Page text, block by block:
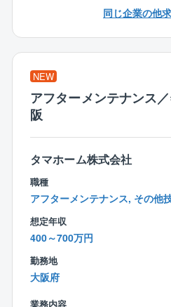
ム事業、集合住宅事業、マン
ます。
そ、タマホームの原点です。
Mでおなじみの低価格良質住
低価格×良品質が同社の強みで
／工事を導入したことで一般
の値段を実現しています。
売りやすい×働きやすい×福利
タマホームの住宅は上記の通
り、会社全体で有名CM等集客
め、営業自身で集客の必要が
また、本社やモデルルームは
以降の残業ができないシステ
同じ企業の他
NEW
アフターメンテナンス
阪
タマホーム株式会社
職種
アフターメンテナンス, その他
想定年収
400～700万円
勤務地
大阪府
業務内容